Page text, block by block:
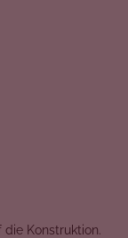
Konstruktion.